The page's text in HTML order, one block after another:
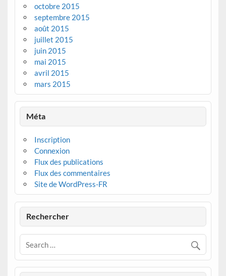
octobre 2015
septembre 2015
août 2015
juillet 2015
juin 2015
mai 2015
avril 2015
mars 2015
Méta
Inscription
Connexion
Flux des publications
Flux des commentaires
Site de WordPress-FR
Rechercher